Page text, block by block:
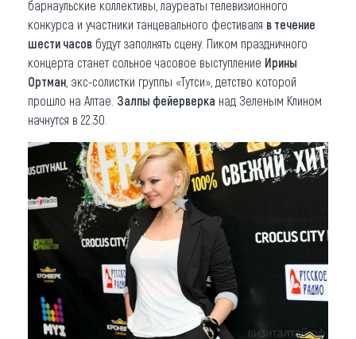
барнаульские коллективы, лауреаты телевизионного
конкурса и участники танцевального фестиваля в течение
шести часов будут заполнять сцену. Пиком праздничного
концерта станет сольное часовое выступление Ирины
Ортман , экс-солистки группы «Тутси», детство которой
прошло на Алтае. Залпы фейерверка над Зеленым Клином
начнутся в 22.30.